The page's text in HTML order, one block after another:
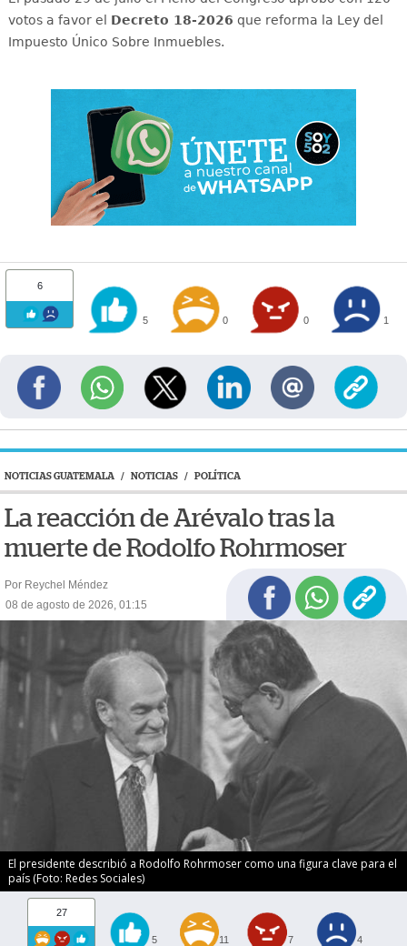
votos a favor el Decreto 18-2026 que reforma la Ley del
Impuesto Único Sobre Inmuebles.
6
5 0 0 1
NOTICIAS GUATEMALA / NOTICIAS / POLÍTICA
La reacción de Arévalo tras la
muerte de Rodolfo Rohrmoser
Por Reychel Méndez
08 de agosto de 2026, 01:15
El presidente describió a Rodolfo Rohrmoser como una figura clave para el
país (Foto: Redes Sociales)
27
5 11 7 4